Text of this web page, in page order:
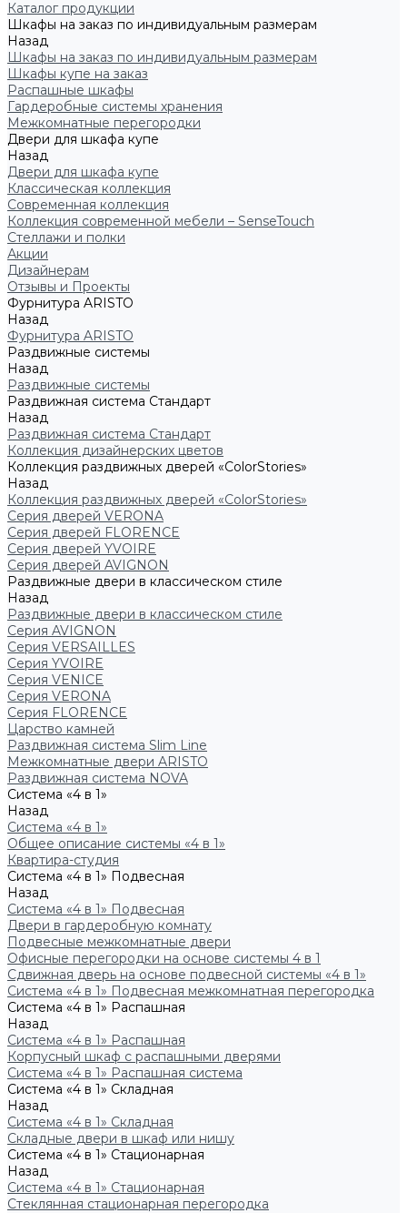
Каталог продукции
Шкафы на заказ по индивидуальным размерам
Назад
Шкафы на заказ по индивидуальным размерам
Шкафы купе на заказ
Распашные шкафы
Гардеробные системы хранения
Межкомнатные перегородки
Двери для шкафа купе
Назад
Двери для шкафа купе
Классическая коллекция
Современная коллекция
Коллекция современной мебели – SenseTouch
Стеллажи и полки
Акции
Дизайнерам
Отзывы и Проекты
Фурнитура ARISTO
Назад
Фурнитура ARISTO
Раздвижные системы
Назад
Раздвижные системы
Раздвижная система Стандарт
Назад
Раздвижная система Стандарт
Коллекция дизайнерских цветов
Коллекция раздвижных дверей «ColorStories»
Назад
Коллекция раздвижных дверей «ColorStories»
Серия дверей VERONA
Серия дверей FLORENCE
Серия дверей YVOIRE
Серия дверей AVIGNON
Раздвижные двери в классическом стиле
Назад
Раздвижные двери в классическом стиле
Серия AVIGNON
Серия VERSAILLES
Серия YVOIRE
Серия VENICE
Серия VERONA
Серия FLORENCE
Царство камней
Раздвижная система Slim Line
Межкомнатные двери ARISTO
Раздвижная система NOVA
Система «4 в 1»
Назад
Система «4 в 1»
Общее описание системы «4 в 1»
Квартира-студия
Система «4 в 1» Подвесная
Назад
Система «4 в 1» Подвесная
Двери в гардеробную комнату
Подвесные межкомнатные двери
Офисные перегородки на основе системы 4 в 1
Сдвижная дверь на основе подвесной системы «4 в 1»
Система «4 в 1» Подвесная межкомнатная перегородка
Система «4 в 1» Распашная
Назад
Система «4 в 1» Распашная
Корпусный шкаф с распашными дверями
Система «4 в 1» Распашная система
Система «4 в 1» Складная
Назад
Система «4 в 1» Складная
Складные двери в шкаф или нишу
Система «4 в 1» Стационарная
Назад
Система «4 в 1» Стационарная
Стеклянная стационарная перегородка